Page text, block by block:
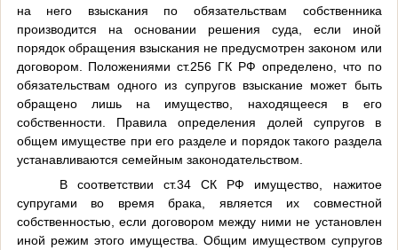
на него взыскания по обязательствам собственника
производится на основании решения суда, если иной
порядок обращения взыскания не предусмотрен законом или
договором. Положениями ст.256 ГК РФ определено, что по
обязательствам одного из супругов взыскание может быть
обращено лишь на имущество, находящееся в его
собственности. Правила определения долей супругов в
общем имуществе при его разделе и порядок такого раздела
устанавливаются семейным законодательством.
В соответствии ст.34 СК РФ имущество, нажитое
супругами во время брака, является их совместной
собственностью, если договором между ними не установлен
иной режим этого имущества. Общим имуществом супругов